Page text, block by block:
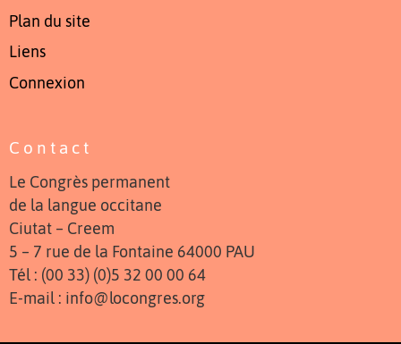
Plan du site
Liens
Connexion
Contact
Le Congrès permanent
de la langue occitane
Ciutat – Creem
5 – 7 rue de la Fontaine 64000 PAU
Tél : (00 33) (0)5 32 00 00 64
E-mail : info@locongres.org